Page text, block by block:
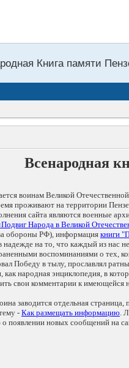
Книга памяти
Всенародная
воинам Великой
проживают на территории
сайта являются военные
Народа в Великой
обороны РФ), информация книги
надежде на то, что каждый из нас
воспоминаниями о тех,
Победу в тылу, прославлял
как народная энциклопедия, в
свои комментарии к
заводится отдельная
-Как размещать информацию.
появлении новых сообщений на